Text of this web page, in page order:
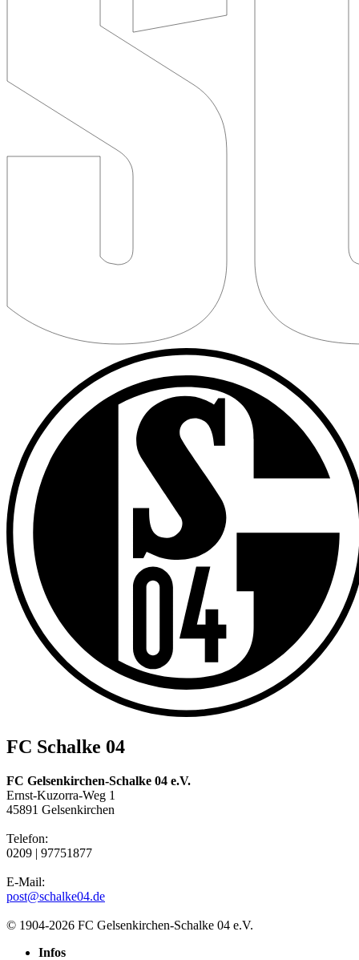
FC Schalke 04
FC Gelsenkirchen-Schalke 04 e.V.
Ernst-Kuzorra-Weg 1
45891 Gelsenkirchen
Telefon:
0209 | 97751877
E-Mail:
post@schalke04.de
© 1904-2026 FC Gelsenkirchen-Schalke 04 e.V.
Infos